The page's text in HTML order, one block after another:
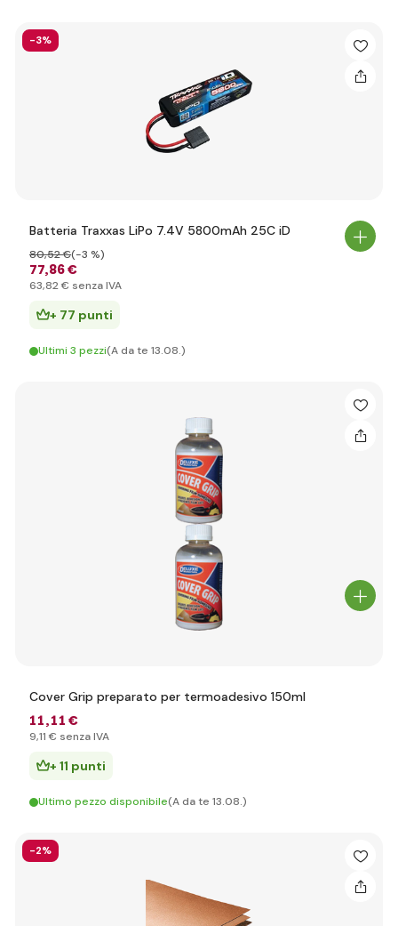
-3%
Batteria Traxxas LiPo 7.4V 5800mAh 25C iD
77,86 €
80,52 €(-3 %)
63,82 € senza IVA
+ 77 punti
Ultimi 3 pezzi(A da te 13.08.)
Cover Grip preparato per termoadesivo 150ml
11,11 €
9,11 € senza IVA
+ 11 punti
Ultimo pezzo disponibile(A da te 13.08.)
-2%